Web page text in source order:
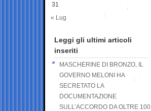
31
« Lug
Leggi gli ultimi articoli
inseriti
MASCHERINE DI BRONZO, IL
GOVERNO MELONI HA
SECRETATO LA
DOCUMENTAZIONE
SULL’ACCORDO DA OLTRE 100